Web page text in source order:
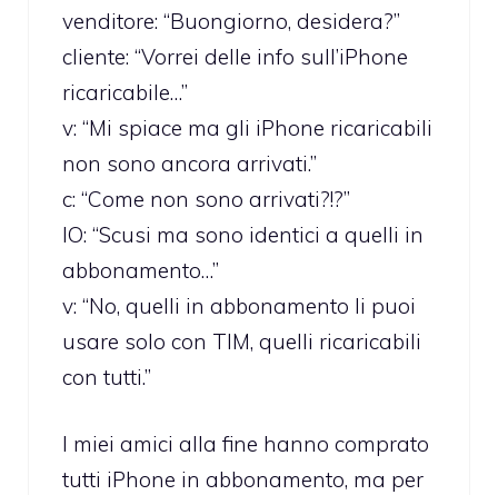
venditore: “Buongiorno, desidera?”
cliente: “Vorrei delle info sull’iPhone
ricaricabile…”
v: “Mi spiace ma gli iPhone ricaricabili
non sono ancora arrivati.”
c: “Come non sono arrivati?!?”
IO: “Scusi ma sono identici a quelli in
abbonamento…”
v: “No, quelli in abbonamento li puoi
usare solo con TIM, quelli ricaricabili
con tutti.”
I miei amici alla fine hanno comprato
tutti iPhone in abbonamento, ma per